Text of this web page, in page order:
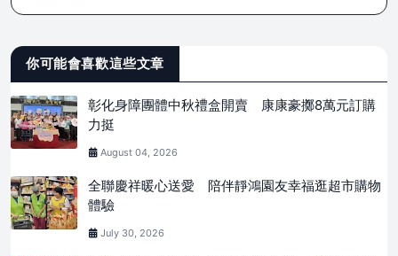
你可能會喜歡這些文章
彰化身障團體中秋禮盒開賣 康康豪擲8萬元訂購
力挺
August 04, 2026
全聯慶祥暖心送愛 陪伴靜鴻園友幸福逛超市購物
體驗
July 30, 2026